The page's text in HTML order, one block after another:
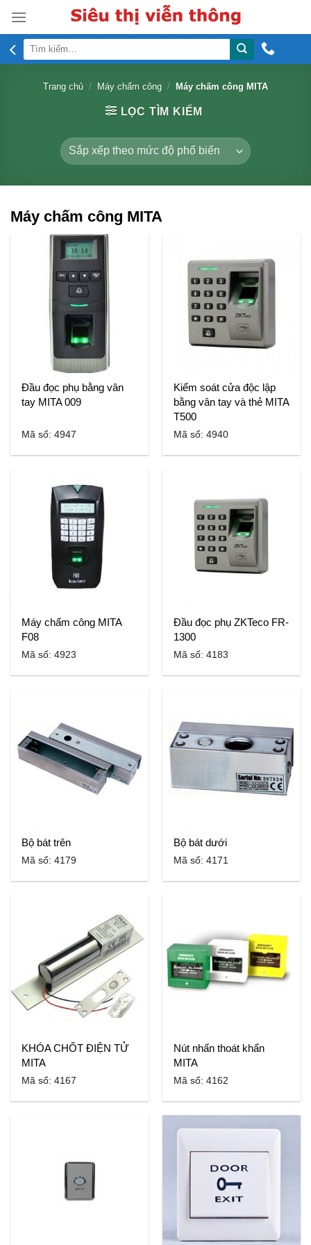
content
Tìm
kiếm:
Trang chủ / Máy chấm công / Máy chấm công MITA
LỌC TÌM KIẾM
Máy chấm công MITA
Đầu đọc phụ bằng vân
tay MITA 009
Mã số: 4947
Kiểm soát cửa độc lập
bằng vân tay và thẻ MITA
T500
Mã số: 4940
Máy chấm công MITA
F08
Mã số: 4923
Đầu đọc phụ ZKTeco FR-
1300
Mã số: 4183
Bộ bát trên
Mã số: 4179
Bộ bát dưới
Mã số: 4171
KHÓA CHỐT ĐIỆN TỬ
MITA
Mã số: 4167
Nút nhấn thoát khẩn
MITA
Mã số: 4162